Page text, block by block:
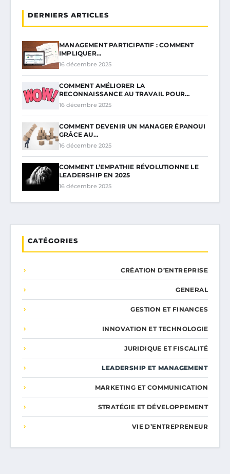
DERNIERS ARTICLES
MANAGEMENT PARTICIPATIF : COMMENT
IMPLIQUER…
16 décembre 2025
COMMENT AMÉLIORER LA
RECONNAISSANCE AU TRAVAIL POUR…
16 décembre 2025
COMMENT DEVENIR UN MANAGER ÉPANOUI
GRÂCE AU…
16 décembre 2025
COMMENT L’EMPATHIE RÉVOLUTIONNE LE
LEADERSHIP EN 2025
16 décembre 2025
CATÉGORIES
CRÉATION D’ENTREPRISE
GENERAL
GESTION ET FINANCES
INNOVATION ET TECHNOLOGIE
JURIDIQUE ET FISCALITÉ
LEADERSHIP ET MANAGEMENT
MARKETING ET COMMUNICATION
STRATÉGIE ET DÉVELOPPEMENT
VIE D’ENTREPRENEUR